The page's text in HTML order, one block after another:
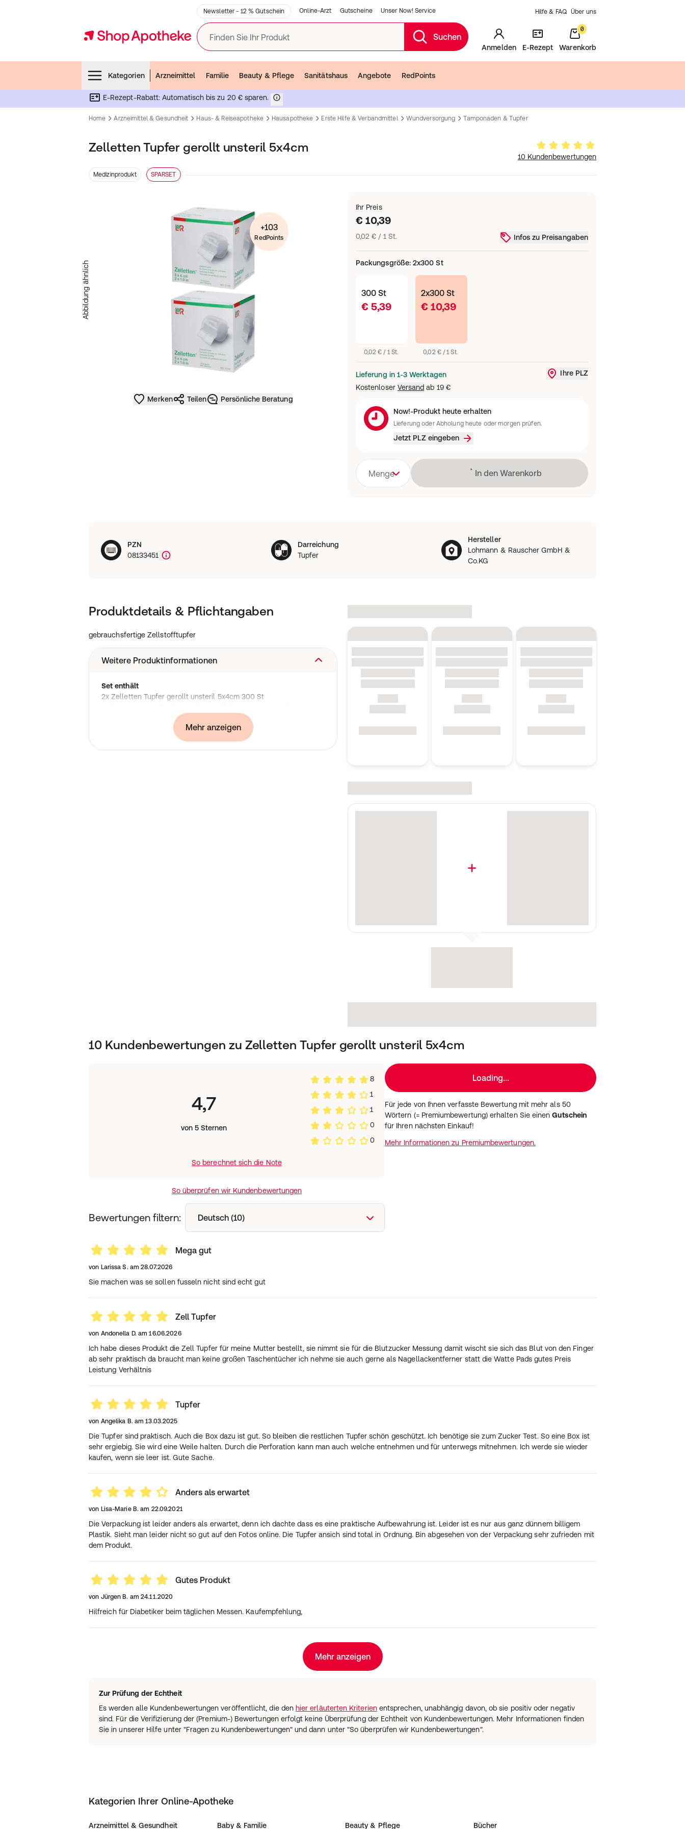
Newsletter - 12 % Gutschein Online-Arzt Gutscheine Unser Now! Service Hilfe & FAQ Über uns
Finden Sie Ihr Produkt Suchen
Anmelden E-Rezept
0
Warenkorb
Kategorien
Arzneimittel Familie Beauty & Pflege Sanitätshaus Angebote RedPoints
E-Rezept-Rabatt: Automatisch bis zu 20 € sparen.
Home Arzneimittel & Gesundheit Haus- & Reiseapotheke Hausapotheke Erste Hilfe & Verbandmittel Wundversorgung Tamponaden & Tupfer
Zelletten Tupfer gerollt unsteril 5x4cm
10 Kundenbewertungen
Medizinprodukt SPARSET
Abbildung ähnlich
+103
RedPoints
Merken Teilen Persönliche Beratung
Ihr Preis
€ 10,39
0,02 € / 1 St. Infos zu Preisangaben
Packungsgröße:2x300 St
300 St
€ 5,39
0,02 € / 1 St.
2x300 St
€ 10,39
0,02 € / 1 St.
Lieferung in 1-3 Werktagen
Kostenloser Versand ab 19 €
Liefergebiet ändern oder Standort
Ihre PLZ
Now!-Produkt heute erhalten
Lieferung oder Abholung heute oder morgen prüfen.
Jetzt PLZ eingeben
Menge Lädt
In den Warenkorb
PZN
08133451
Darreichung
Tupfer
Hersteller
Lohmann & Rauscher GmbH &
Co.KG
Produktdetails & Pflichtangaben
gebrauchsfertige Zellstofftupfer
Weitere Produktinformationen
Set enthält
2x Zelletten Tupfer gerollt unsteril 5x4cm 300 St
hochgebleicht im Klarsichtspender.
Rolle mit 300 Tupfern im Klarsichtspender
Mehr anzeigen
10 Kundenbewertungen zu Zelletten Tupfer gerollt unsteril 5x4cm
4,7
von 5 Sternen
8
1
1
0
0
So berechnet sich die Note
So überprüfen wir Kundenbewertungen
Bewertungen filtern: Deutsch (10)
Loading...
Für jede von Ihnen verfasste Bewertung mit mehr als 50
Wörtern (= Premiumbewertung) erhalten Sie einenGutschein
für Ihren nächsten Einkauf!
Mehr Informationen zu Premiumbewertungen.
Mega gut
von Larissa S. am 28.07.2026
Sie machen was se sollen fusseln nicht sind echt gut
Zell Tupfer
von Andonella D. am 16.06.2026
Ich habe dieses Produkt die Zell Tupfer für meine Mutter bestellt, sie nimmt sie für die Blutzucker Messung damit wischt sie sich das Blut von den Finger
ab sehr praktisch da braucht man keine großen Taschentücher ich nehme sie auch gerne als Nagellackentferner statt die Watte Pads gutes Preis
Leistung Verhältnis
Tupfer
von Angelika B. am 13.03.2025
Die Tupfer sind praktisch. Auch die Box dazu ist gut. So bleiben die restlichen Tupfer schön geschützt. Ich benötige sie zum Zucker Test. So eine Box ist
sehr ergiebig. Sie wird eine Weile halten. Durch die Perforation kann man auch welche entnehmen und für unterwegs mitnehmen. Ich werde sie wieder
kaufen, wenn sie leer ist. Gute Sache.
Anders als erwartet
von Lisa-Marie B. am 22.09.2021
Die Verpackung ist leider anders als erwartet, denn ich dachte dass es eine praktische Aufbewahrung ist. Leider ist es nur aus ganz dünnem billigem
Plastik. Sieht man leider nicht so gut auf den Fotos online. Die Tupfer ansich sind total in Ordnung. Bin abgesehen von der Verpackung sehr zufrieden mit
dem Produkt.
Gutes Produkt
von Jürgen B. am 24.11.2020
Hilfreich für Diabetiker beim täglichen Messen. Kaufempfehlung,
Mehr anzeigen
Zur Prüfung der Echtheit
Es werden alle Kundenbewertungen veröffentlicht, die den hier erläuterten Kriterienentsprechen, unabhängig davon, ob sie positiv oder negativ
sind. Für die Verifizierung der (Premium-) Bewertungen erfolgt keine Überprüfung der Echtheit von Kundenbewertungen. Mehr Informationen finden
Sie in unserer Hilfe unter "Fragen zu Kundenbewertungen" und dann unter "So überprüfen wir Kundenbewertungen".
Kategorien Ihrer Online-Apotheke
Arzneimittel & Gesundheit Baby & Familie Beauty & Pflege Bücher